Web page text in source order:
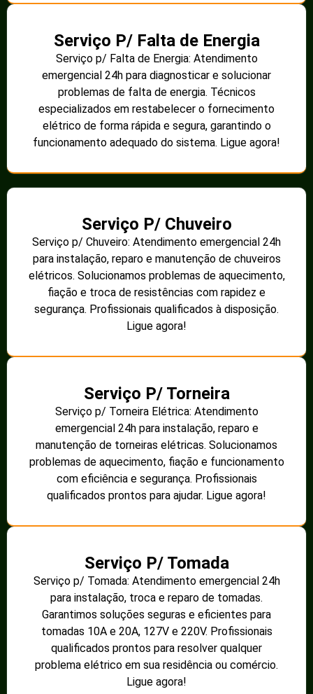
Serviço P/ Falta de Energia
Serviço p/ Falta de Energia: Atendimento
emergencial 24h para diagnosticar e solucionar
problemas de falta de energia. Técnicos
especializados em restabelecer o fornecimento
elétrico de forma rápida e segura, garantindo o
funcionamento adequado do sistema. Ligue agora!
Serviço P/ Chuveiro
Serviço p/ Chuveiro: Atendimento emergencial 24h
para instalação, reparo e manutenção de chuveiros
elétricos. Solucionamos problemas de aquecimento,
fiação e troca de resistências com rapidez e
segurança. Profissionais qualificados à disposição.
Ligue agora!
Serviço P/ Torneira
Serviço p/ Torneira Elétrica: Atendimento
emergencial 24h para instalação, reparo e
manutenção de torneiras elétricas. Solucionamos
problemas de aquecimento, fiação e funcionamento
com eficiência e segurança. Profissionais
qualificados prontos para ajudar. Ligue agora!
Serviço P/ Tomada
Serviço p/ Tomada: Atendimento emergencial 24h
para instalação, troca e reparo de tomadas.
Garantimos soluções seguras e eficientes para
tomadas 10A e 20A, 127V e 220V. Profissionais
qualificados prontos para resolver qualquer
problema elétrico em sua residência ou comércio.
Ligue agora!